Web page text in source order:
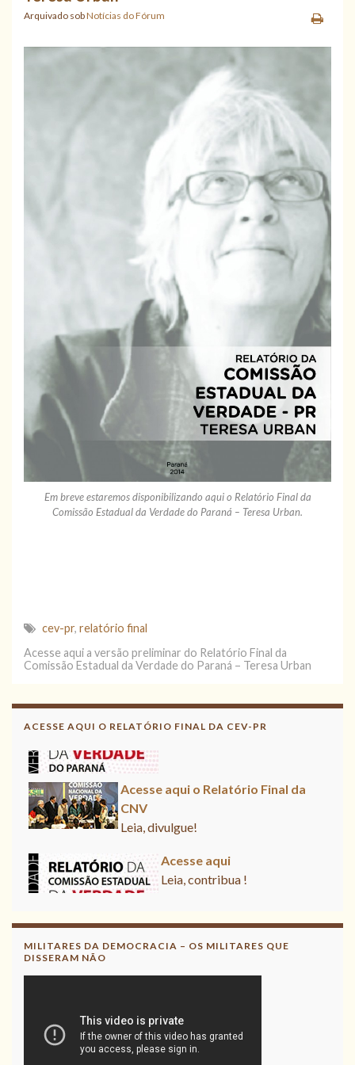
Arquivado sobNotícias do Fórum
Em breve estaremos disponibilizando aqui o Relatório Final da
Comissão Estadual da Verdade do Paraná – Teresa Urban.
cev-pr, relatório final
Acesse aqui a versão preliminar do Relatório Final da
Comissão Estadual da Verdade do Paraná – Teresa Urban
ACESSE AQUI O RELATÓRIO FINAL DA CEV-PR
Acesse aqui
Leia, contribua !
Leia, contribua !
MILITARES DA DEMOCRACIA – OS MILITARES QUE
DISSERAM NÃO